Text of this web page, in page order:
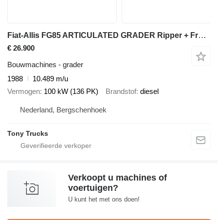
Fiat-Allis FG85 ARTICULATED GRADER Ripper + Front blade
€ 26.900
Bouwmachines - grader
1988
10.489 m/u
Vermogen 100 kW (136 PK) Brandstof diesel
Nederland, Bergschenhoek
Tony Trucks
Verkoopt u machines of
voertuigen?
U kunt het met ons doen!